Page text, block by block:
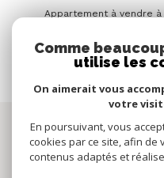
Appartement à vendre à
se
Comme
utilise les
On aimerait vous
votre
En poursuivant, vous
cookies par ce site, afin de
contenus adaptés et